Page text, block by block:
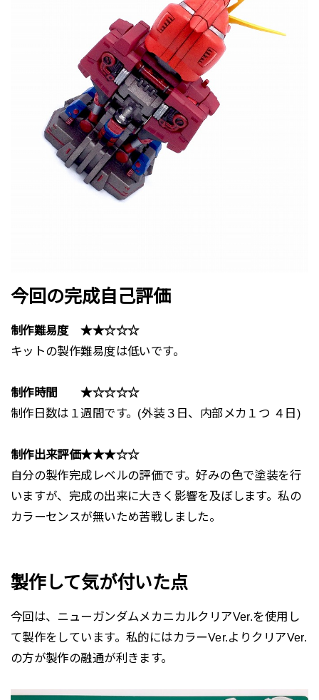
今回の完成自己評価
制作難易度 ★★☆☆☆
キットの製作難易度は低いです。
制作時間 ★☆☆☆☆
制作日数は１週間です。(外装３日、内部メカ１つ ４日)
制作出来評価★★★☆☆
自分の製作完成レベルの評価です。好みの色で塗装を行
いますが、完成の出来に大きく影響を及ぼします。私の
カラーセンスが無いため苦戦しました。
製作して気が付いた点
今回は、ニューガンダムメカニカルクリアVer.を使用し
て製作をしています。私的にはカラーVer.よりクリアVer.
の方が製作の融通が利きます。